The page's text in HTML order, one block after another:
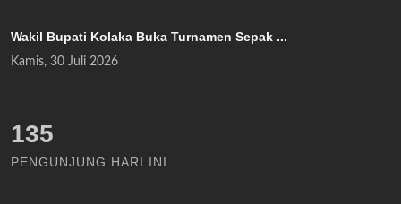
Wakil Bupati Kolaka Buka Turnamen Sepak ...
Kamis, 30 Juli 2026
156
PENGUNJUNG HARI INI